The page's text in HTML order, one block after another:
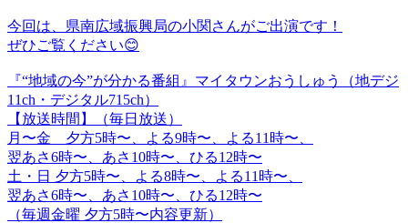
今回は、県南広域振興局の小関さんがご出演です！
ぜひご覧ください😊
『“地域の今”が分かる番組』マイタウンおうしゅう（地デジ
11ch・デジタル715ch）
【放送時間】（毎日放送）
月〜金 夕方5時〜、よる9時〜、よる11時〜、
翌あさ6時〜、あさ10時〜、ひる12時〜
土・日 夕方5時〜、よる8時〜、よる11時〜、
翌あさ6時〜、あさ10時〜、ひる12時〜
（毎週金曜 夕方5時〜内容更新）